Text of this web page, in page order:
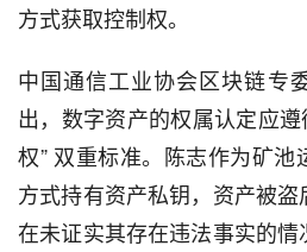
方式获取控制权。
中国通信工业协会区块链专
出，数字资产的权属认定应
权” 双重标准。陈志作为矿
方式持有资产私钥，资产被
在未证实其存在违法事实的